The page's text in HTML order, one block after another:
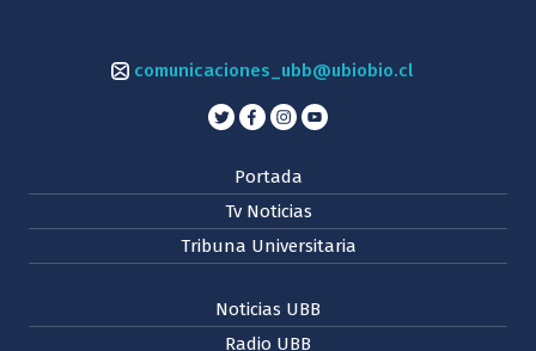
comunicaciones_ubb@ubiobio.cl
Portada
Tv Noticias
Tribuna Universitaria
Noticias UBB
Radio UBB